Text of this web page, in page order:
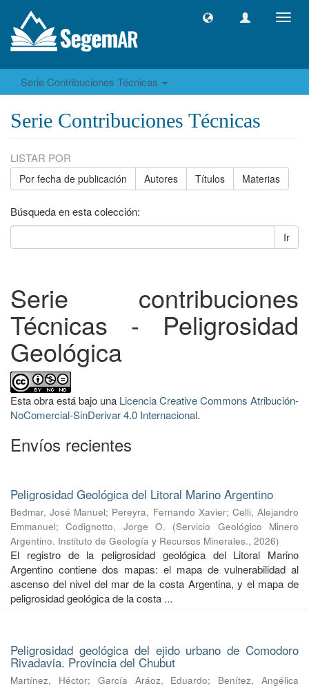
Serie Contribuciones Técnicas
Serie Contribuciones Técnicas
LISTAR POR
Por fecha de publicación Autores Títulos Materias
Búsqueda en esta colección:
Ir
Serie contribuciones
Técnicas - Peligrosidad
Geológica
Esta obra está bajo una Licencia Creative Commons Atribución-
NoComercial-SinDerivar 4.0 Internacional.
Envíos recientes
Peligrosidad Geológica del Litoral Marino Argentino
Bedmar, José Manuel; Pereyra, Fernando Xavier; Celli, Alejandro
Emmanuel;Codignotto, Jorge O. (Servicio Geológico Minero
Argentino. Instituto de Geología y Recursos Minerales., 2026)
El registro de la peligrosidad geológica del Litoral Marino
Argentino contiene dos mapas: el mapa de vulnerabilidad al
ascenso del nivel del mar de la costa Argentina, y el mapa de
peligrosidad geológica de la costa ...
Peligrosidad geológica del ejido urbano de Comodoro
Rivadavia. Provincia del Chubut
Martínez, Héctor; García Aráoz, Eduardo; Benítez, Angélica